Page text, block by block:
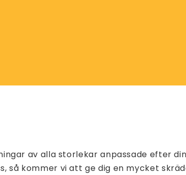
av alla storlekar anpassade efter
kommer vi att ge dig en mycket